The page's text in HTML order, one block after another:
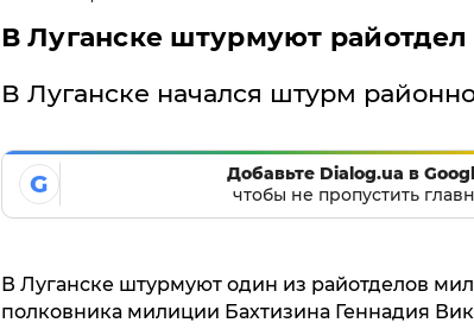
В Луганске штурмуют
В Луганске начался штурм
G
Добавьте Dialog.ua в
чтобы не пропустить
В Луганске штурмуют один из райотделов
полковника милиции Бахтизина Геннадия